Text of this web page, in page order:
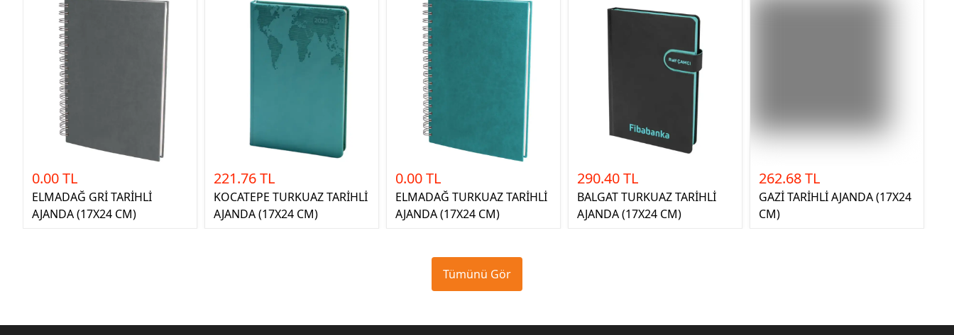
0.00 TL
ELMADAĞ GRİ TARİHLİ
AJANDA (17X24 CM)
221.76 TL
KOCATEPE TURKUAZ TARİHLİ
AJANDA (17X24 CM)
0.00 TL
ELMADAĞ TURKUAZ TARİHLİ
AJANDA (17X24 CM)
290.40 TL
BALGAT TURKUAZ TARİHLİ
AJANDA (17X24 CM)
262.68 TL
GAZİ TARİHLİ AJANDA (17X24
CM)
Tümünü Gör